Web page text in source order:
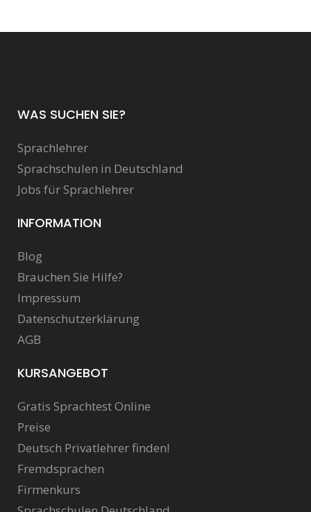
WAS SUCHEN SIE?
Sprachlehrer
Sprachschulen in Deutschland
Jobs für Sprachlehrer
INFORMATION
Blog
Brauchen Sie Hilfe?
Impressum
Datenschutzerklärung
AGB
KURSANGEBOT
Gratis Sprachtest Online
Preise
Deutsch Privatlehrer finden!
Fremdsprachen
Firmenkurs